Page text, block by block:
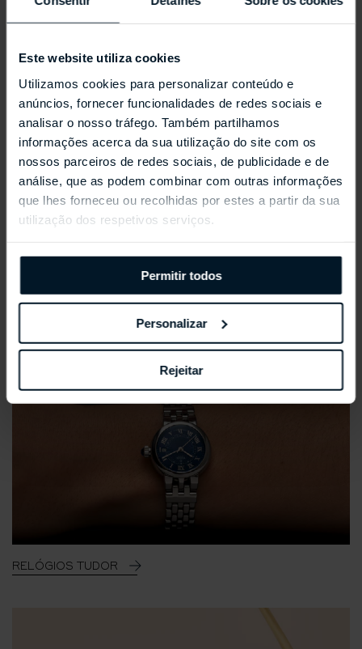
Este website utiliza cookies
Utilizamos cookies para personalizar conteúdo e
anúncios, fornecer funcionalidades de redes sociais e
analisar o nosso tráfego. Também partilhamos
informações acerca da sua utilização do site com os
nossos parceiros de redes sociais, de publicidade e de
análise, que as podem combinar com outras informações
que lhes forneceu ou recolhidas por estes a partir da sua
utilização dos respetivos serviços.
Permitir todos
Personalizar
Rejeitar
REPOSSI ANTIFER
RELÓGIOS TUDOR